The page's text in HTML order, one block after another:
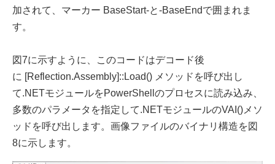
加されて、マーカー BaseStart-と-BaseEndで囲まれま
す。
図7に示すように、このコードはデコード後
に [Reflection.Assembly]::Load() メソッドを呼び出し
て.NETモジュールをPowerShellのプロセスに読み込み、
多数のパラメータを指定して.NETモジュールのVAI()メソ
ッドを呼び出します。画像ファイルのバイナリ構造を図
8に示します。